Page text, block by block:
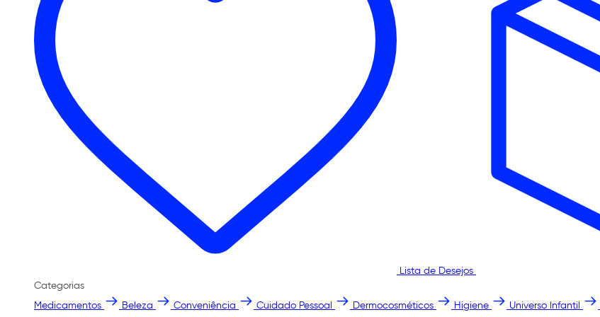
Lista de Desejos
Categorias
Medicamentos
Beleza Conveniência Cuidado Pessoal Dermocosméticos Higiene Universo Infantil